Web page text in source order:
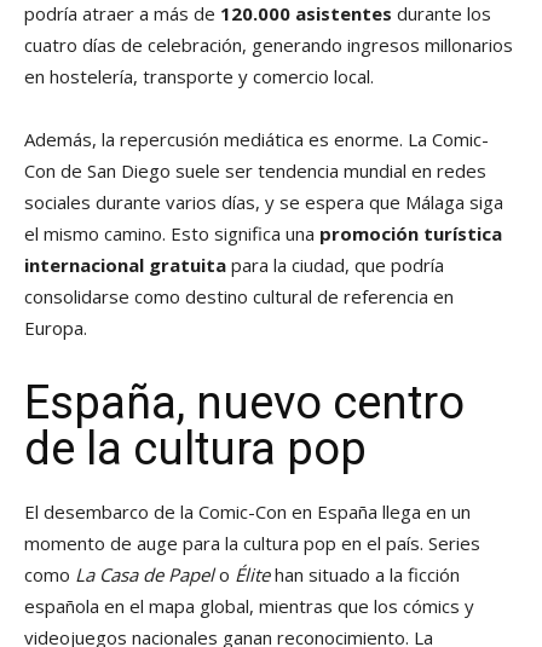
podría atraer a más de 120.000 asistentes durante los
cuatro días de celebración, generando ingresos millonarios
en hostelería, transporte y comercio local.
Además, la repercusión mediática es enorme. La Comic-
Con de San Diego suele ser tendencia mundial en redes
sociales durante varios días, y se espera que Málaga siga
el mismo camino. Esto significa una promoción turística
internacional gratuita para la ciudad, que podría
consolidarse como destino cultural de referencia en
Europa.
España, nuevo centro
de la cultura pop
El desembarco de la Comic-Con en España llega en un
momento de auge para la cultura pop en el país. Series
como La Casa de Papelo Élitehan situado a la ficción
española en el mapa global, mientras que los cómics y
videojuegos nacionales ganan reconocimiento. La